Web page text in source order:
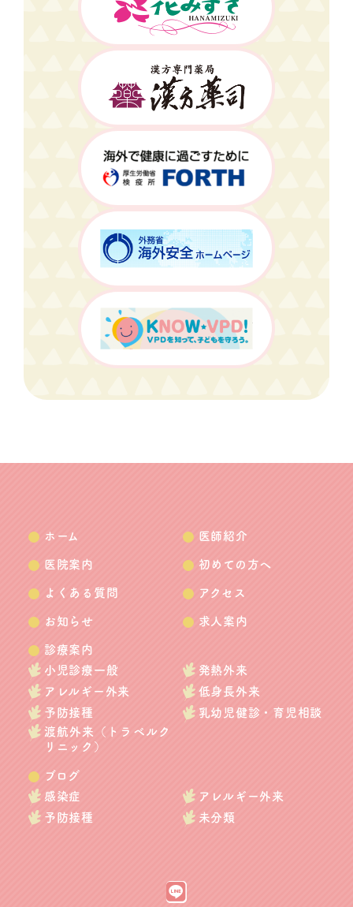
ホーム 医師紹介
医院案内 初めての方へ
よくある質問 アクセス
お知らせ 求人案内
診療案内
小児診療一般
発熱外来
アレルギー外来
低身長外来
予防接種
乳幼児健診・育児相談
渡航外来（トラベルク
リニック）
ブログ
感染症
アレルギー外来
予防接種
未分類